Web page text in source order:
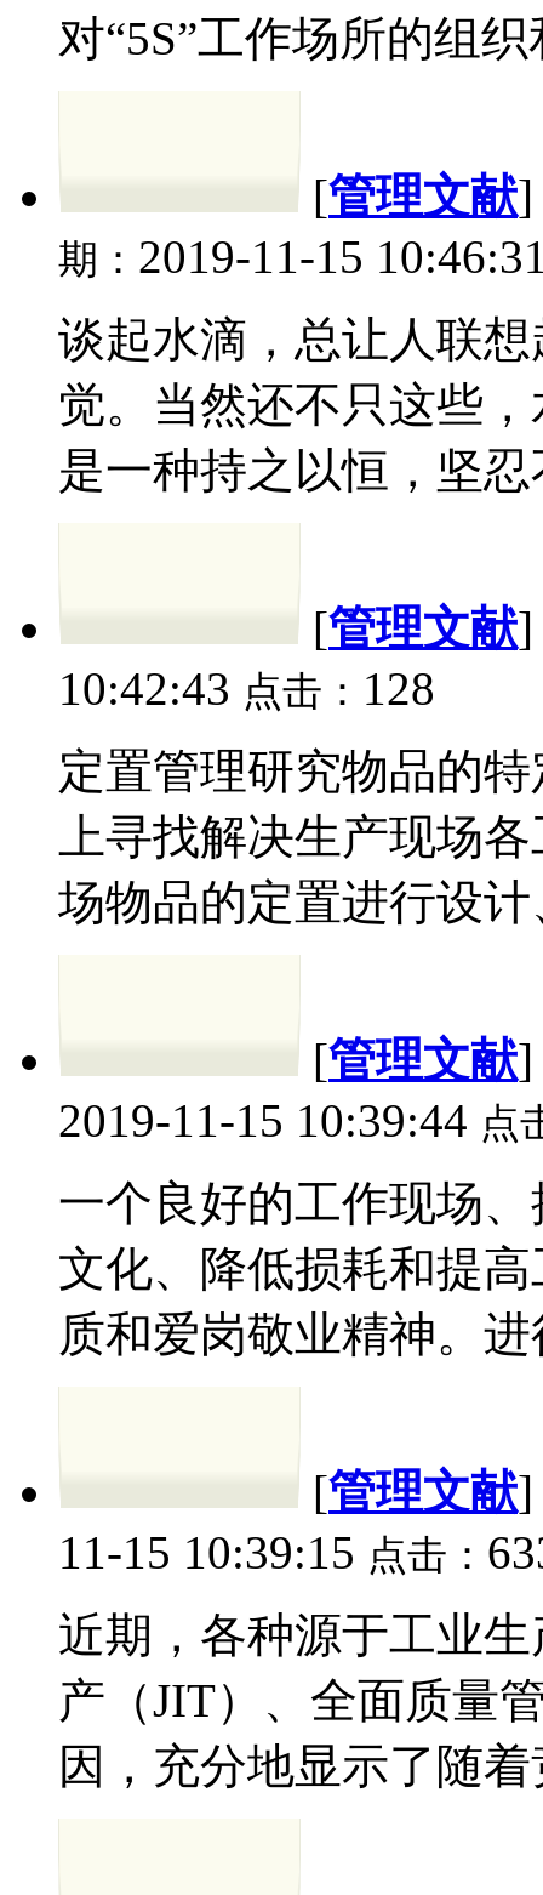
对“5S”工作场所的组
[管理文献
期： 2019-11-15
谈起水滴，总让人联
觉。当然还不只这些
是一种持之以恒，坚
[管理文献
10:42:43 点击： 128
定置管理研究物品的
上寻找解决生产现场
场物品的定置进行设
[管理文献
2019-11-15 10:39:44 点
一个良好的工作现场
文化、降低损耗和提
质和爱岗敬业精神。
[管理文献
11-15 10:39:15 点击：
近期，各种源于工业
产（JIT）、全面质量
因，充分地显示了随